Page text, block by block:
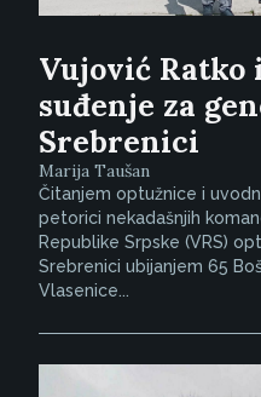
Vujović Ratko
suđenje za
Srebrenici
Marija Taušan
Čitanjem optužnice i
petorici nekadašnjih
Republike Srpske (VRS)
Srebrenici ubijanjem 65
Vlasenice...